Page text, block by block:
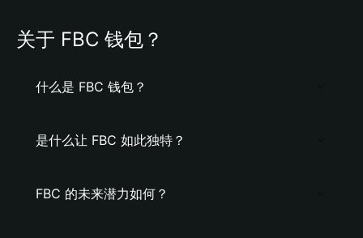
关于 FBC 钱包？
什么是 FBC 钱包？
是什么让 FBC 如此独特？
FBC 的未来潜力如何？